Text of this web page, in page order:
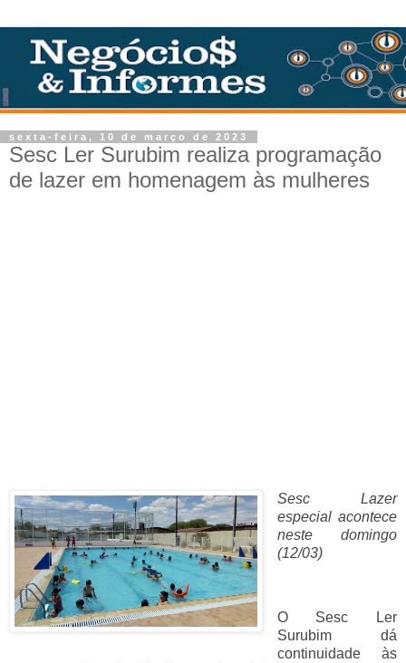
sexta-feira, 10 de março de 2023
Sesc Ler Surubim realiza programação
de lazer em homenagem às mulheres
Sesc Lazer
especial acontece
neste domingo
(12/03)
O Sesc Ler
Surubim dá
continuidade às